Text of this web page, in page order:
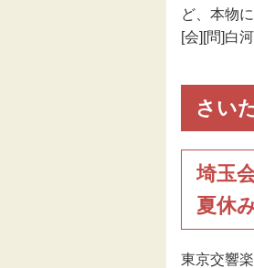
ど、本物
[会][問]白
さい
埼玉
夏休
東京交響